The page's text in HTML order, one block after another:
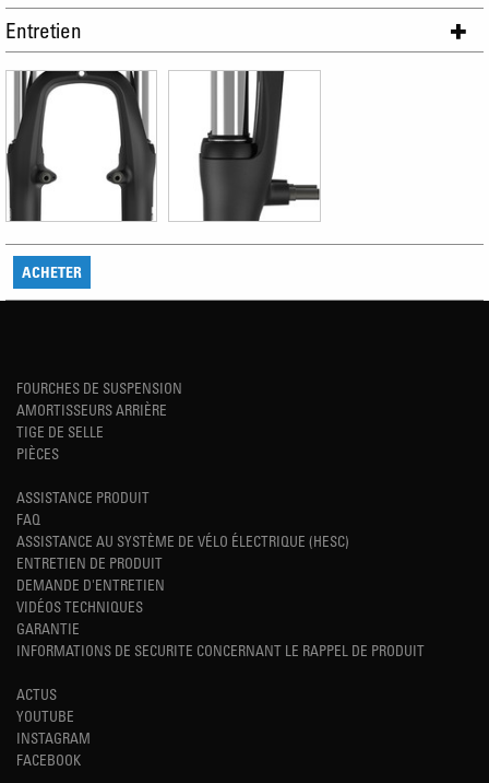
Entretien
ACHETER
FOURCHES DE SUSPENSION
AMORTISSEURS ARRIÈRE
TIGE DE SELLE
PIÈCES
ASSISTANCE PRODUIT
FAQ
ASSISTANCE AU SYSTÈME DE VÉLO ÉLECTRIQUE (HESC)
ENTRETIEN DE PRODUIT
DEMANDE D'ENTRETIEN
VIDÉOS TECHNIQUES
GARANTIE
INFORMATIONS DE SECURITE CONCERNANT LE RAPPEL DE PRODUIT
ACTUS
YOUTUBE
INSTAGRAM
FACEBOOK